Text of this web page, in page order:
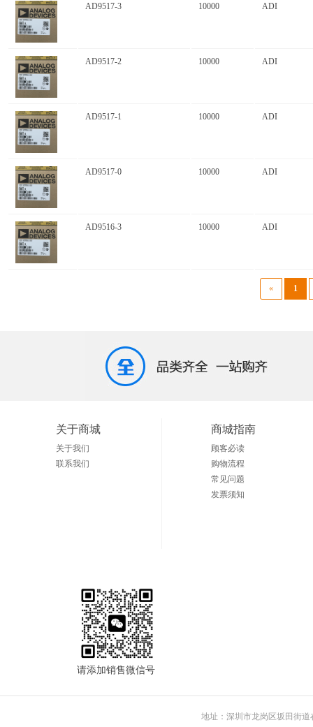
AD9517-3 10000 ADI
AD9517-2 10000 ADI
AD9517-1 10000 ADI
AD9517-0 10000 ADI
AD9516-3 10000 ADI
« 1
关于商城
关于我们
联系我们
商城指南
顾客必读
购物流程
常见问题
发票须知
请添加销售微信号
地址：深圳市龙岗区坂田街